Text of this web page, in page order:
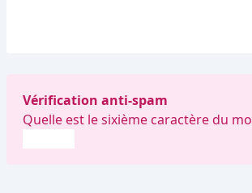
Vérification anti-spam
Quelle est lesixième caractère du